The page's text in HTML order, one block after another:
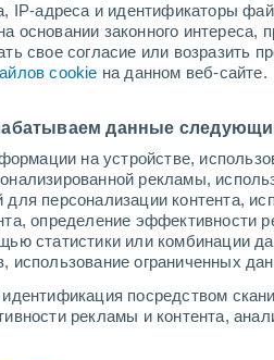
IP-адреса и идентификаторы
законного интереса,
свое согласие или возразить
cookie на данном веб-сайте.
данные
на устройстве,
рекламы,
персонализации контента,
определение эффективности
статистики или комбинации
использование ограниченных
посредством
рекламы и контента,
Juniville